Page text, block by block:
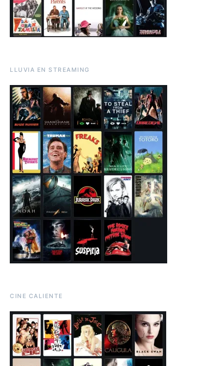
LLUVIA EN STREAMING
CINE CALIENTE